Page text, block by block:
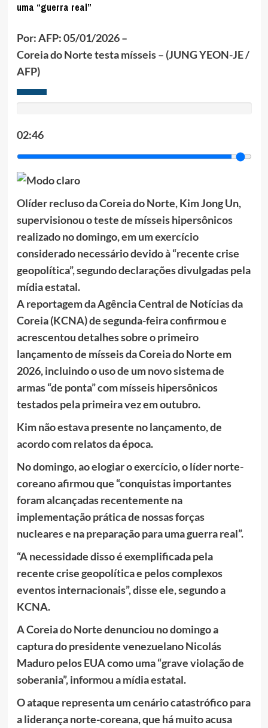
uma “guerra real”
Por: AFP: 05/01/2026 –
Coreia do Norte testa mísseis – (JUNG YEON-JE /
AFP)
02:46
Olíder recluso da Coreia do Norte, Kim Jong Un,
supervisionou o teste de mísseis hipersônicos
realizado no domingo, em um exercício
considerado necessário devido à “recente crise
geopolítica”, segundo declarações divulgadas pela
mídia estatal.
A reportagem da Agência Central de Notícias da
Coreia (KCNA) de segunda-feira confirmou e
acrescentou detalhes sobre o primeiro
lançamento de mísseis da Coreia do Norte em
2026, incluindo o uso de um novo sistema de
armas “de ponta” com mísseis hipersônicos
testados pela primeira vez em outubro.
Kim não estava presente no lançamento, de
acordo com relatos da época.
No domingo, ao elogiar o exercício, o líder norte-
coreano afirmou que “conquistas importantes
foram alcançadas recentemente na
implementação prática de nossas forças
nucleares e na preparação para uma guerra real”.
“A necessidade disso é exemplificada pela
recente crise geopolítica e pelos complexos
eventos internacionais”, disse ele, segundo a
KCNA.
A Coreia do Norte denunciou no domingo a
captura do presidente venezuelano Nicolás
Maduro pelos EUA como uma “grave violação de
soberania”, informou a mídia estatal.
O ataque representa um cenário catastrófico para
a liderança norte-coreana, que há muito acusa